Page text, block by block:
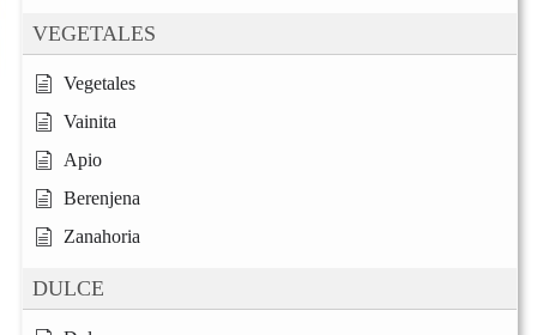
VEGETALES
Vegetales
Vainita
Apio
Berenjena
Zanahoria
DULCE